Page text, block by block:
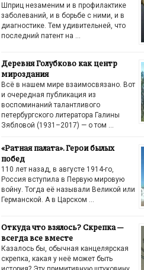
Шприц незаменим и в профилактике
заболеваний, и в борьбе с ними, и в
диагностике. Тем удивительней, что
последний патент на …
Деревня Голубково как центр
мироздания
Всё в нашем мире взаимосвязано. Вот
и очередная публикация из
воспоминаний талантливого
петербургского литератора Галины
Зябловой (1931–2017) — о том …
«Ратная палата». Герои былых
побед
110 лет назад, в августе 1914-го,
Россия вступила в Первую мировую
войну. Тогда её называли Великой или
Германской. А в Царском …
Откуда что взялось? Скрепка —
всегда все вместе
Казалось бы, обычная канцелярская
скрепка, какая у неё может быть